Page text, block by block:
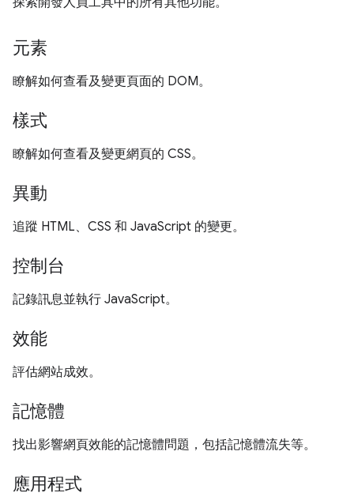
元素
瞭解如何查看及變更頁面的 DOM。
樣式
瞭解如何查看及變更網頁的 CSS。
異動
追蹤 HTML、CSS 和 JavaScript 的變更。
控制台
記錄訊息並執行 JavaScript。
效能
評估網站成效。
記憶體
找出影響網頁效能的記憶體問題，包括記憶體流失等。
應用程式